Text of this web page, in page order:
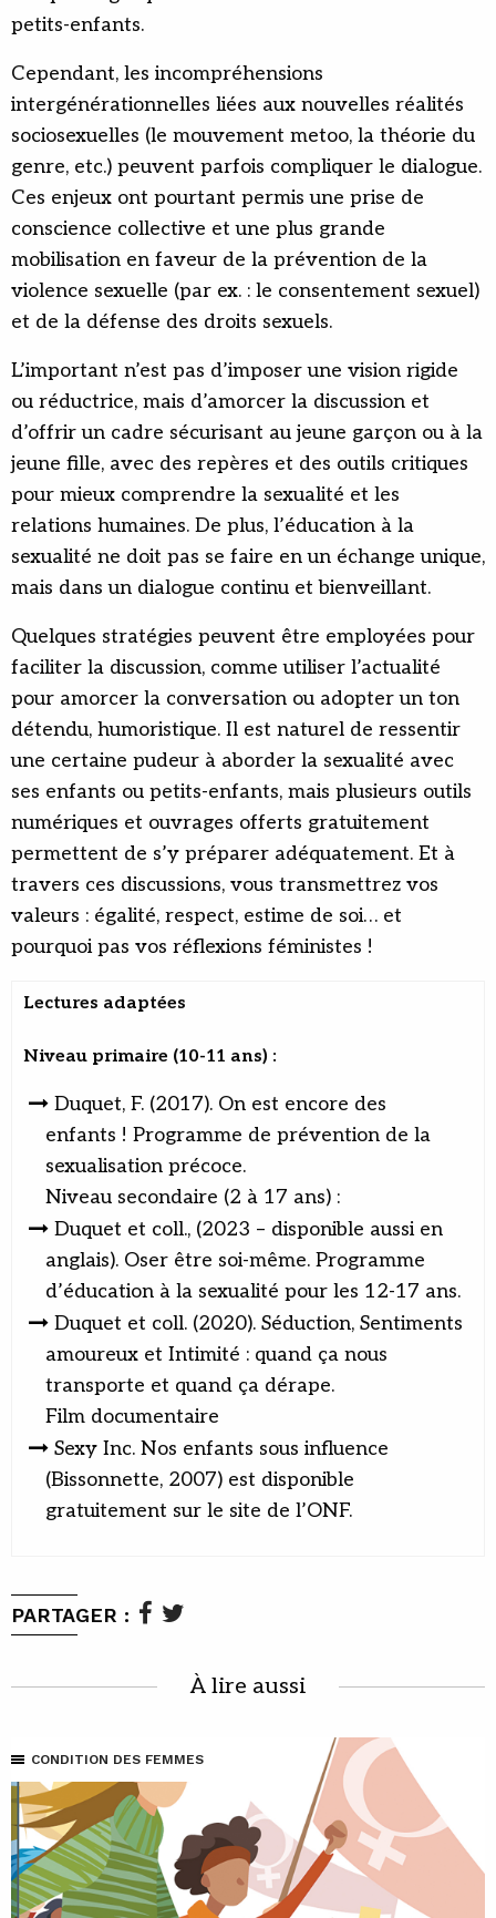
petits-enfants.
Cependant, les incompréhensions
intergénérationnelles liées aux nouvelles réalités
sociosexuelles (le mouvement metoo, la théorie du
genre, etc.) peuvent parfois compliquer le dialogue.
Ces enjeux ont pourtant permis une prise de
conscience collective et une plus grande
mobilisation en faveur de la prévention de la
violence sexuelle (par ex. : le consentement sexuel)
et de la défense des droits sexuels.
L’important n’est pas d’imposer une vision rigide
ou réductrice, mais d’amorcer la discussion et
d’offrir un cadre sécurisant au jeune garçon ou à la
jeune fille, avec des repères et des outils critiques
pour mieux comprendre la sexualité et les
relations humaines. De plus, l’éducation à la
sexualité ne doit pas se faire en un échange unique,
mais dans un dialogue continu et bienveillant.
Quelques stratégies peuvent être employées pour
faciliter la discussion, comme utiliser l’actualité
pour amorcer la conversation ou adopter un ton
détendu, humoristique. Il est naturel de ressentir
une certaine pudeur à aborder la sexualité avec
ses enfants ou petits-enfants, mais plusieurs outils
numériques et ouvrages offerts gratuitement
permettent de s’y préparer adéquatement. Et à
travers ces discussions, vous transmettrez vos
valeurs : égalité, respect, estime de soi… et
pourquoi pas vos réflexions féministes !
Lectures adaptées
Niveau primaire (10-11 ans) :
Duquet, F. (2017). On est encore des
enfants ! Programme de prévention de la
sexualisation précoce.
Niveau secondaire (2 à 17 ans) :
Duquet et coll., (2023 – disponible aussi en
anglais). Oser être soi-même. Programme
d’éducation à la sexualité pour les 12-17 ans.
Duquet et coll. (2020). Séduction, Sentiments
amoureux et Intimité : quand ça nous
transporte et quand ça dérape.
Film documentaire
Sexy Inc. Nos enfants sous influence
(Bissonnette, 2007) est disponible
gratuitement sur le site de l’ONF.
PARTAGER :
À lire aussi
CONDITION DES FEMMES